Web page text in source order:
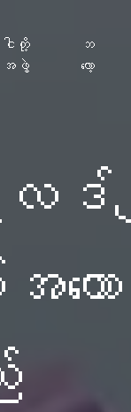
ငါတို့
အဖွဲ့
ဘ
လော့
း-
ော